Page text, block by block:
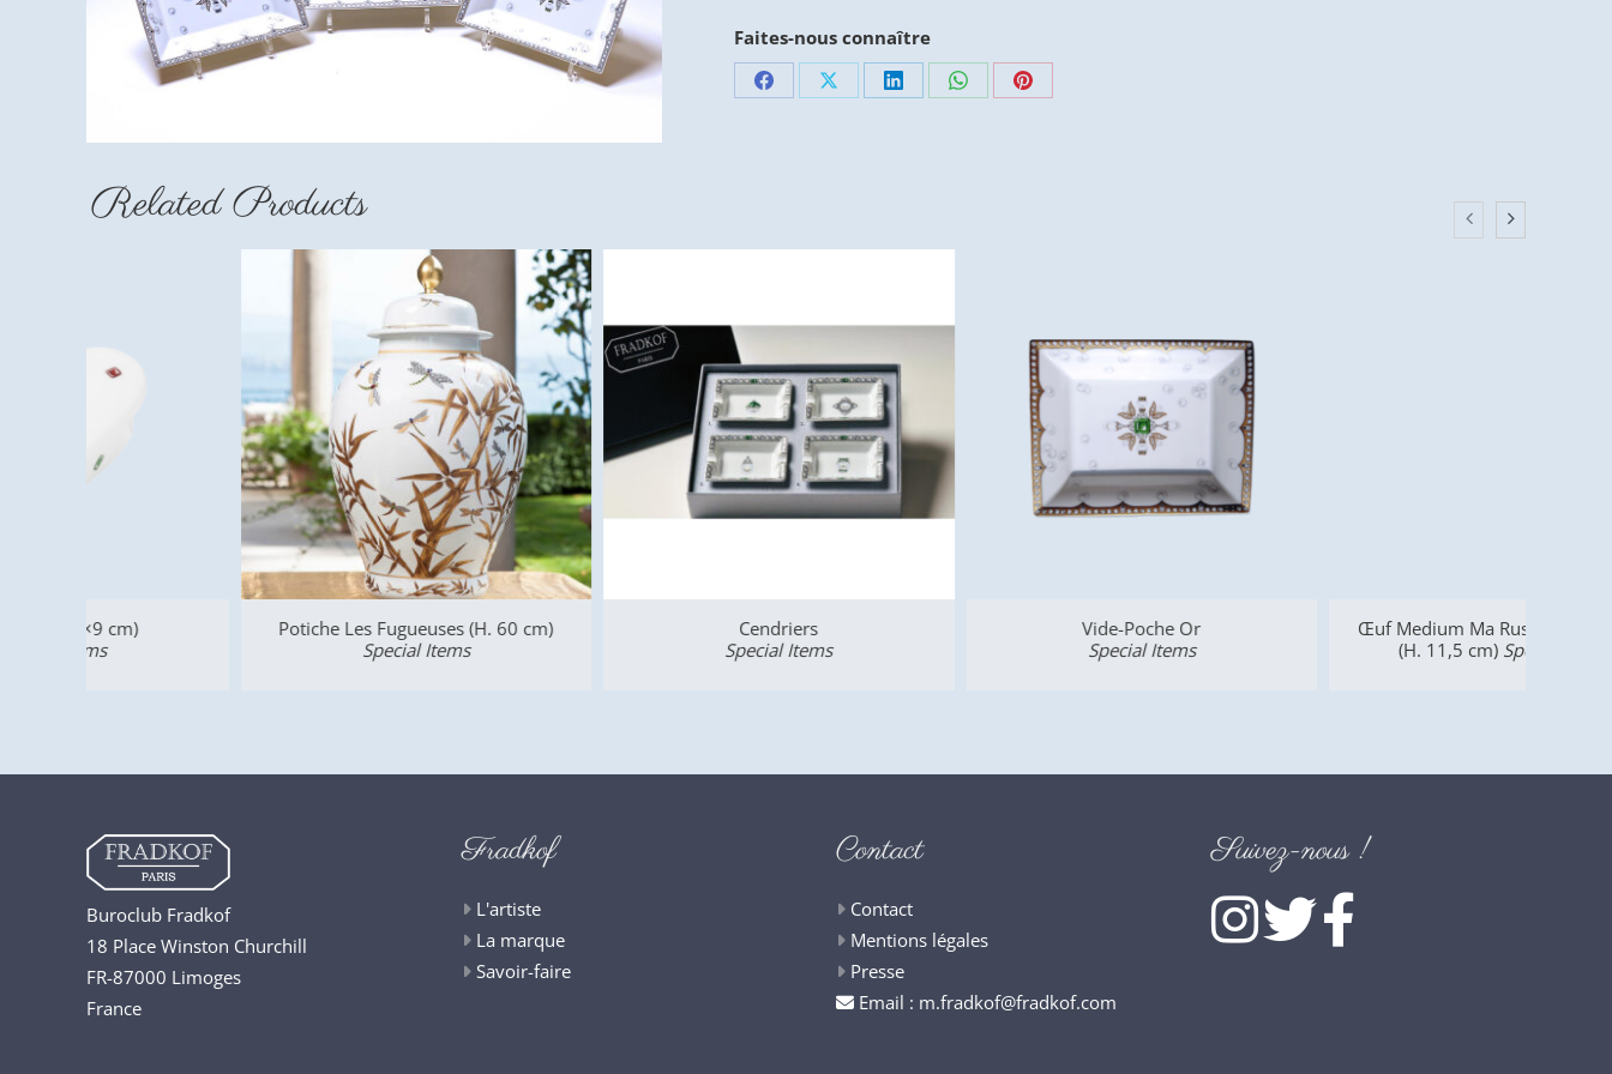
Faites-nous connaître
PartagerPartagerPartagerPartagerPartager
Related Products
Potiche Les Fugueuses (H. 60 cm)
Œuf Medium Ma Russie Gemstones
Special Items
Buroclub Fradkof
18 Place Winston Churchill
FR-87000 Limoges
France
Fradkof
L'artiste
La marque
Savoir-faire
Contact
Contact
Mentions légales
Presse
Email : m.fradkof@fradkof.com
Suivez-nous !